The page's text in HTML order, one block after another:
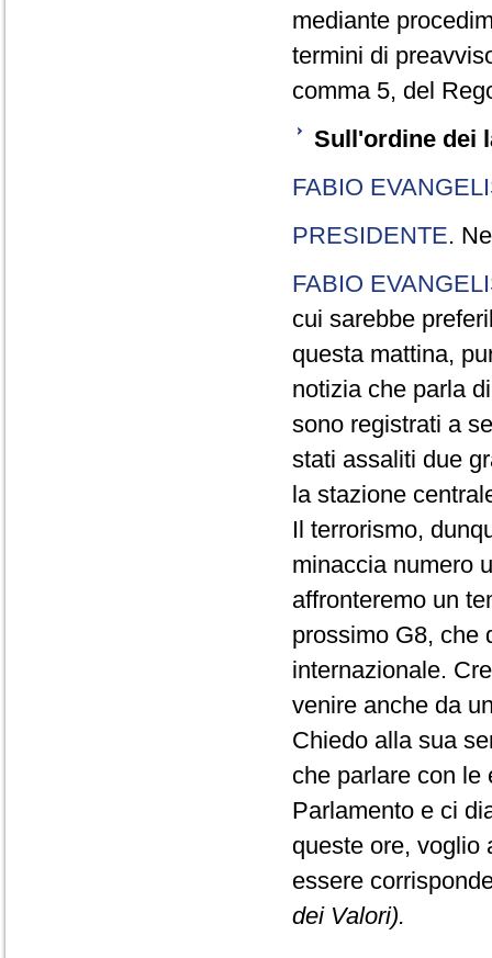
mediante
termini di
comma 5, del
Sull'ordine dei
FABIO
PRESIDENTE.
FABIO
cui sarebbe
questa mattina,
notizia che parla
sono registrati a
stati assaliti due
la stazione
Il terrorismo,
minaccia numero
affronteremo un
prossimo G8, che
internazionale.
venire anche da
Chiedo alla sua
che parlare con le
Parlamento e ci
queste ore, voglio
essere
dei Valori).